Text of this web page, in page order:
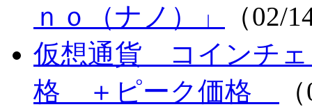
ｎｏ（ナノ）」
（02/
仮想通貨 コインチェ
格 ＋ピーク価格